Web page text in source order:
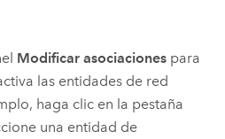
Modificar asociaciones para
las entidades de red
haga clic en la pestaña
una entidad de